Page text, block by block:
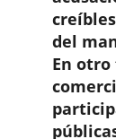
del
En